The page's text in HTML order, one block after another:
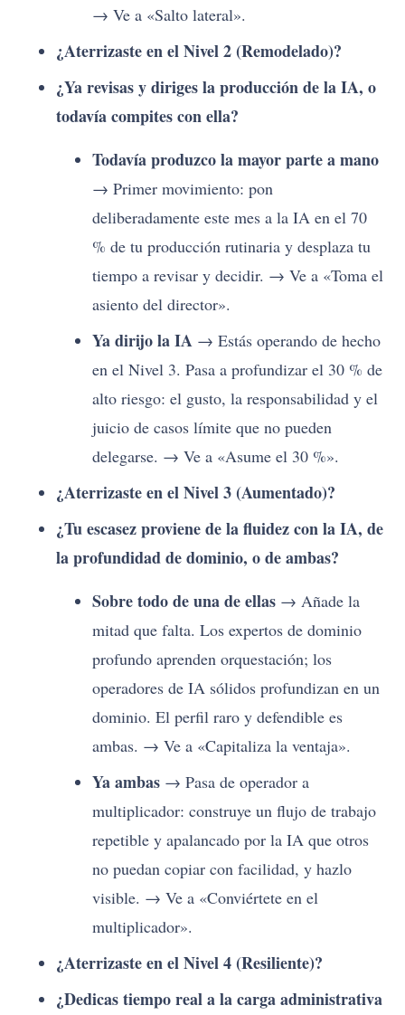
→ Ve a «Salto lateral».
¿Aterrizaste en el Nivel 2 (Remodelado)?
¿Ya revisas y diriges la producción de la IA, o
todavía compites con ella?
Todavía produzco la mayor parte a mano
→ Primer movimiento: pon
deliberadamente este mes a la IA en el 70
% de tu producción rutinaria y desplaza tu
tiempo a revisar y decidir. → Ve a «Toma el
asiento del director».
Ya dirijo la IA → Estás operando de hecho
en el Nivel 3. Pasa a profundizar el 30 % de
alto riesgo: el gusto, la responsabilidad y el
juicio de casos límite que no pueden
delegarse. → Ve a «Asume el 30 %».
¿Aterrizaste en el Nivel 3 (Aumentado)?
¿Tu escasez proviene de la fluidez con la IA, de
la profundidad de dominio, o de ambas?
Sobre todo de una de ellas → Añade la
mitad que falta. Los expertos de dominio
profundo aprenden orquestación; los
operadores de IA sólidos profundizan en un
dominio. El perfil raro y defendible es
ambas. → Ve a «Capitaliza la ventaja».
Ya ambas → Pasa de operador a
multiplicador: construye un flujo de trabajo
repetible y apalancado por la IA que otros
no puedan copiar con facilidad, y hazlo
visible. → Ve a «Conviértete en el
multiplicador».
¿Aterrizaste en el Nivel 4 (Resiliente)?
¿Dedicas tiempo real a la carga administrativa